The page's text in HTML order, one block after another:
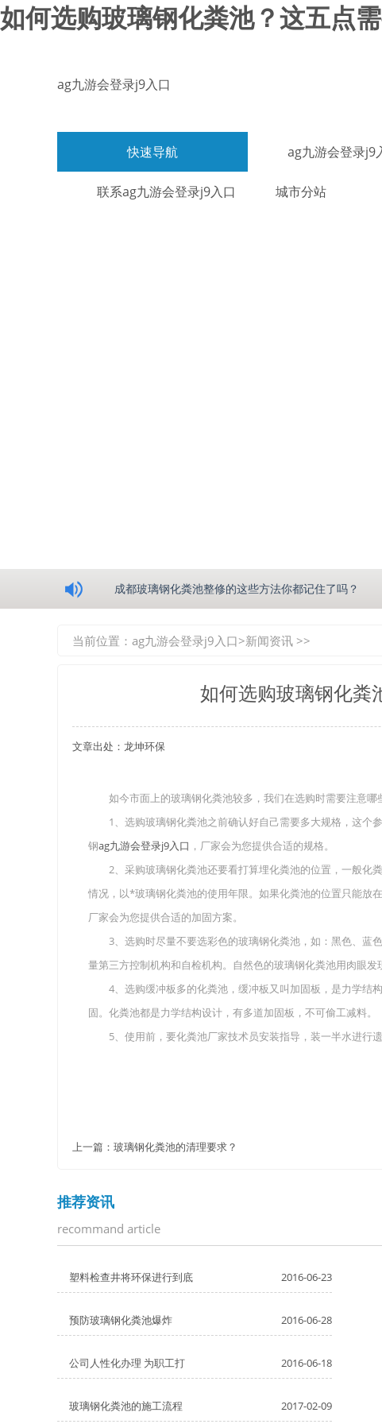
如何选购玻璃钢化粪池？这五点
ag九游会登录j9入口
快速导航 ag九游会登录j9
联系ag九游会登录j9入口 城市分站
成都玻璃钢化粪池整修的这些方法你都记住了吗？
四川玻璃钢化粪池逐渐取代传统玻璃钢化粪池的这几
关于重庆玻璃钢化粪池的这些基础知识你都记住了吗？
在安装绵阳玻璃钢化粪池时可能遇到这些难题
使用成都玻璃钢化粪池的七大好处你都记住了吗？
当前位置： ag九游会登录j9入口>新闻资讯 >>
如何选购玻璃钢化粪
文章出处：龙坤环保
如今市面上的玻璃钢化粪池较多，我们在选购时需要注意哪
1、选购玻璃钢化粪池之前确认好自己需要多大规格，这个
钢ag九游会登录j9入口 ，厂家会为您提供合适的规格。
2、采购玻璃钢化粪池还要看打算埋化粪池的位置，一般化
情况，以*玻璃钢化粪池的使用年限。如果化粪池的位置只能放
厂家会为您提供合适的加固方案。
3、选购时尽量不要选彩色的玻璃钢化粪池，如：黑色、蓝
量第三方控制机构和自检机构。自然色的玻璃钢化粪池用肉眼发
4、选购缓冲板多的化粪池，缓冲板又叫加固板，是力学结
固。化粪池都是力学结构设计，有多道加固板，不可偷工减料。
5、使用前，要化粪池厂家技术员安装指导，装一半水进行遗
上一篇： 玻璃钢化粪池的清理要求？
推荐资讯
recommand article
塑料检查井将环保进行到底 2016-06-23
预防玻璃钢化粪池爆炸 2016-06-28
公司人性化办理 为职工打 2016-06-18
玻璃钢化粪池的施工流程 2017-02-09